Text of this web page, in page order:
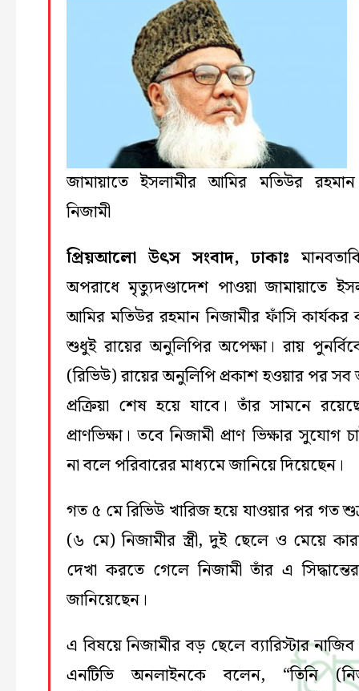
জামায়াতে ইসলামীর আমির মতিউর রহমান
নিজামী
প্রিয়আলো উৎস সংবাদ, ঢাকাঃ
অপরাধে মৃত্যুদণ্ডাদেশ পাওয়া জামায়াতে
আমির মতিউর রহমান নিজামীর ফাঁসি
শুধুই রায়ের অনুলিপির অপেক্ষা। রায়
(রিভিউ) রায়ের অনুলিপি প্রকাশ হওয়ার পর
প্রক্রিয়া শেষ হয়ে যাবে। তাঁর সামনে
প্রাণভিক্ষা। তবে নিজামী প্রাণ ভিক্ষার সুযোগ
না বলে পরিবারের মাধ্যমে জানিয়ে দিয়েছেন।
গত ৫ মে রিভিউ খারিজ হয়ে যাওয়ার পর গত
(৬ মে) নিজামীর স্ত্রী, দুই ছেলে ও মেয়ে
দেখা করতে গেলে নিজামী তাঁর এ
জানিয়েছেন।
এ বিষয়ে নিজামীর বড় ছেলে ব্যারিস্টার
এনটিভি অনলাইনকে বলেন, “তিনি